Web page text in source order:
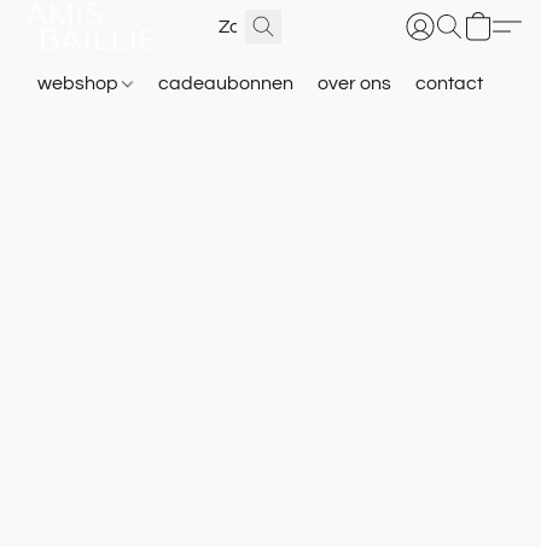
webshop cadeaubonnen over ons contact